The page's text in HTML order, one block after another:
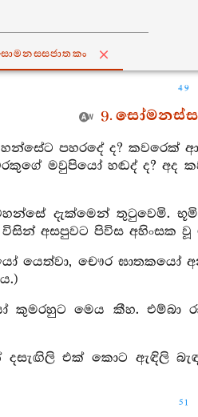
49
9. සෝමනස්ස
පහරදේ ද?
මවුපියෝ හඬද් ද? අද
දැක්මෙන් තුටුවෙමි.
අසපුවට පිවිස අහිංසක
යෙත්වා, චෞර
කුමරහුට මෙය කීහ. එම්බා
දසැඟිලි එක් කොට ඇඳිලි
51